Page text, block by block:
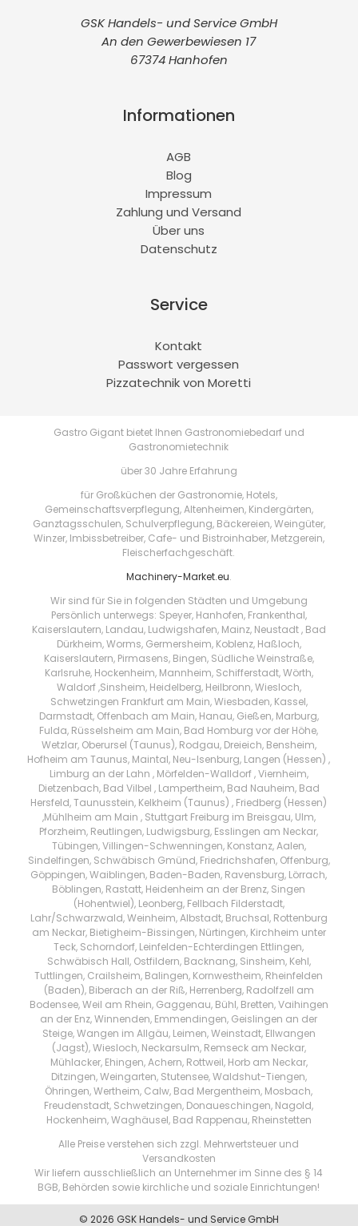
GSK Handels- und Service GmbH
An den Gewerbewiesen 17
67374 Hanhofen
Informationen
AGB
Blog
Impressum
Zahlung und Versand
Über uns
Datenschutz
Service
Kontakt
Passwort vergessen
Pizzatechnik von Moretti
Gastro Gigant bietet Ihnen Gastronomiebedarf und
Gastronomietechnik
über 30 Jahre Erfahrung
für Großküchen der Gastronomie, Hotels,
Gemeinschaftsverpflegung, Altenheimen, Kindergärten,
Ganztagsschulen, Schulverpflegung, Bäckereien, Weingüter,
Winzer, Imbissbetreiber, Cafe- und Bistroinhaber, Metzgerein,
Fleischerfachgeschäft.
Machinery-Market.eu.
Wir sind für Sie in folgenden Städten und Umgebung
Persönlich unterwegs: Speyer, Hanhofen, Frankenthal,
Kaiserslautern, Landau, Ludwigshafen, Mainz, Neustadt , Bad
Dürkheim, Worms, Germersheim, Koblenz, Haßloch,
Kaiserslautern, Pirmasens, Bingen, Südliche Weinstraße,
Karlsruhe, Hockenheim, Mannheim, Schifferstadt, Wörth,
Waldorf ,Sinsheim, Heidelberg, Heilbronn, Wiesloch,
Schwetzingen Frankfurt am Main, Wiesbaden, Kassel,
Darmstadt, Offenbach am Main, Hanau, Gießen, Marburg,
Fulda, Rüsselsheim am Main, Bad Homburg vor der Höhe,
Wetzlar, Oberursel (Taunus), Rodgau, Dreieich, Bensheim,
Hofheim am Taunus, Maintal, Neu-Isenburg, Langen (Hessen) ,
Limburg an der Lahn , Mörfelden-Walldorf , Viernheim,
Dietzenbach, Bad Vilbel , Lampertheim, Bad Nauheim, Bad
Hersfeld, Taunusstein, Kelkheim (Taunus) , Friedberg (Hessen)
,Mühlheim am Main , Stuttgart Freiburg im Breisgau, Ulm,
Pforzheim, Reutlingen, Ludwigsburg, Esslingen am Neckar,
Tübingen, Villingen-Schwenningen, Konstanz, Aalen,
Sindelfingen, Schwäbisch Gmünd, Friedrichshafen, Offenburg,
Göppingen, Waiblingen, Baden-Baden, Ravensburg, Lörrach,
Böblingen, Rastatt, Heidenheim an der Brenz, Singen
(Hohentwiel), Leonberg, Fellbach Filderstadt,
Lahr/Schwarzwald, Weinheim, Albstadt, Bruchsal, Rottenburg
am Neckar, Bietigheim-Bissingen, Nürtingen, Kirchheim unter
Teck, Schorndorf, Leinfelden-Echterdingen Ettlingen,
Schwäbisch Hall, Ostfildern, Backnang, Sinsheim, Kehl,
Tuttlingen, Crailsheim, Balingen, Kornwestheim, Rheinfelden
(Baden), Biberach an der Riß, Herrenberg, Radolfzell am
Bodensee, Weil am Rhein, Gaggenau, Bühl, Bretten, Vaihingen
an der Enz, Winnenden, Emmendingen, Geislingen an der
Steige, Wangen im Allgäu, Leimen, Weinstadt, Ellwangen
(Jagst), Wiesloch, Neckarsulm, Remseck am Neckar,
Mühlacker, Ehingen, Achern, Rottweil, Horb am Neckar,
Ditzingen, Weingarten, Stutensee, Waldshut-Tiengen,
Öhringen, Wertheim, Calw, Bad Mergentheim, Mosbach,
Freudenstadt, Schwetzingen, Donaueschingen, Nagold,
Hockenheim, Waghäusel, Bad Rappenau, Rheinstetten
Alle Preise verstehen sich zzgl. Mehrwertsteuer und
Versandkosten
Wir liefern ausschließlich an Unternehmer im Sinne des § 14
BGB, Behörden sowie kirchliche und soziale Einrichtungen!
© 2026 GSK Handels- und Service GmbH